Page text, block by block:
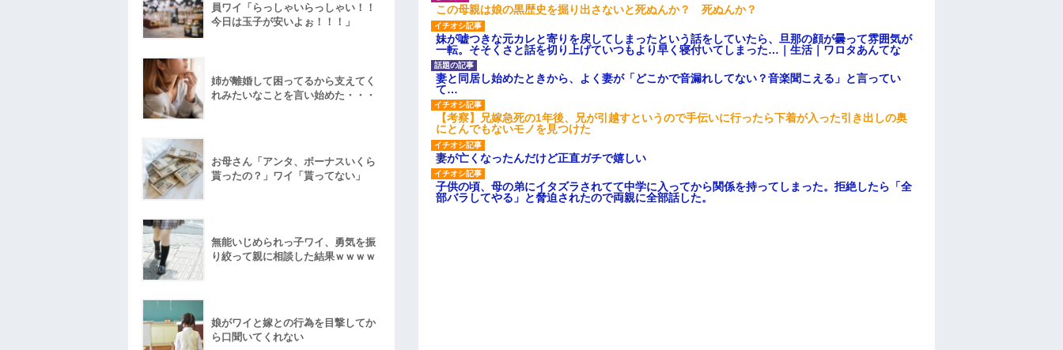
この母親は娘の黒歴史を掘り出さないと死ぬんか？ 死ぬんか？
妹が嘘つきな元カレと寄りを戻してしまったという話をしていたら、旦那の顔が曇って雰囲気が
一転。そそくさと話を切り上げていつもより早く寝付いてしまった…｜生活｜ワロタあんてな
妻と同居し始めたときから、よく妻が「どこかで音漏れしてない？音楽聞こえる」と言ってい
て…
【考察】兄嫁急死の1年後、兄が引越すというので手伝いに行ったら下着が入った引き出しの奥
にとんでもないモノを見つけた
妻が亡くなったんだけど正直ガチで嬉しい
子供の頃、母の弟にイタズラされてて中学に入ってから関係を持ってしまった。拒絶したら「全
部バラしてやる」と脅迫されたので両親に全部話した。
員ワイ「らっしゃいらっしゃい！！
今日は玉子が安いよぉ！！！」
姉が離婚して困ってるから支えてく
れみたいなことを言い始めた・・・
お母さん「アンタ、ボーナスいくら
貰ったの？」ワイ「貰ってない」
無能いじめられっ子ワイ、勇気を振
り絞って親に相談した結果ｗｗｗｗ
娘がワイと嫁との行為を目撃してか
ら口聞いてくれない